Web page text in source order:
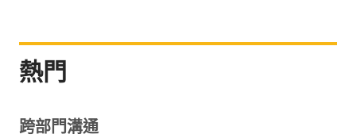
熱門
跨部門溝通